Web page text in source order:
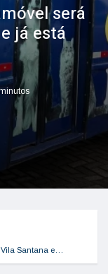
será
já está
Santana e…